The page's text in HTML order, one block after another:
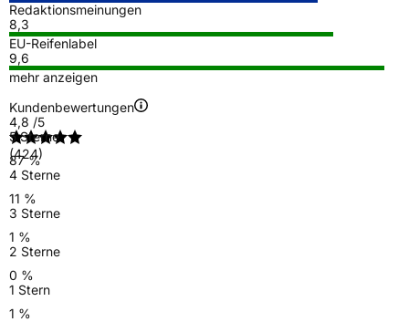
Redaktionsmeinungen
8,3
EU-Reifenlabel
9,6
mehr anzeigen
Kundenbewertungen
4,8 /5
(424)
5 Sterne
87 %
4 Sterne
11 %
3 Sterne
1 %
2 Sterne
0 %
1 Stern
1 %